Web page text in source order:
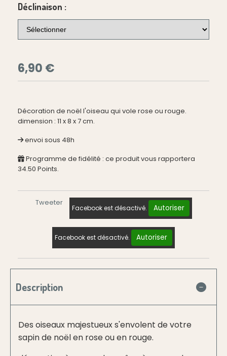
Déclinaison :
6,90 €
Décoration de noël l'oiseau qui vole rose ou rouge.
dimension : 11 x 8 x 7 cm.
envoi sous 48h
Programme de fidélité : ce produit vous rapportera
34.50 Points.
Tweeter
Facebook est désactivé. Autoriser
Facebook est désactivé. Autoriser
Description
Des oiseaux majestueux s'envolent de votre
sapin de noël en rose ou en rouge.